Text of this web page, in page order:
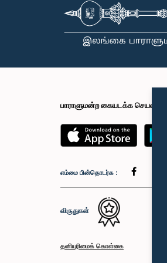
பாராளுமன்ற கையடக்க செயலி
எம்மை பின்தொடர்க :
விருதுகள்
தனியுரிமைக் கொள்கை